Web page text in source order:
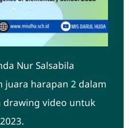
Nur Salsabila
juara harapan 2 dalam
video untuk